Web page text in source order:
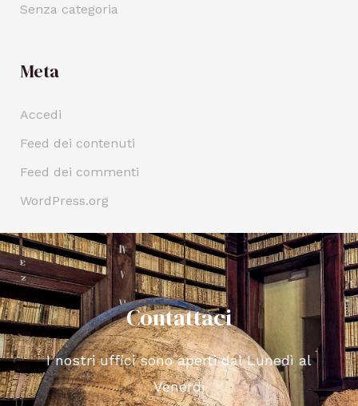
Senza categoria
Meta
Accedi
Feed dei contenuti
Feed dei commenti
WordPress.org
Contattaci
I nostri uffici sono aperti dal Lunedì al
Venerdì